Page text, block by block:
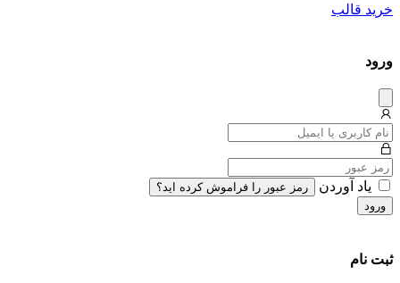
خرید قالب
ورود
میس
یاد آوردن
رمز عبور را فراموش کرده اید؟
ورود
ثبت نام